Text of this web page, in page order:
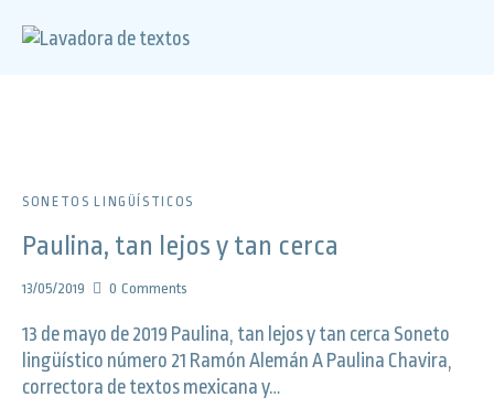
SONETOS LINGÜÍSTICOS
Paulina, tan lejos y tan cerca
13/05/2019 0 Comments
13 de mayo de 2019 Paulina, tan lejos y tan cerca Soneto
lingüístico número 21 Ramón Alemán A Paulina Chavira,
correctora de textos mexicana y…